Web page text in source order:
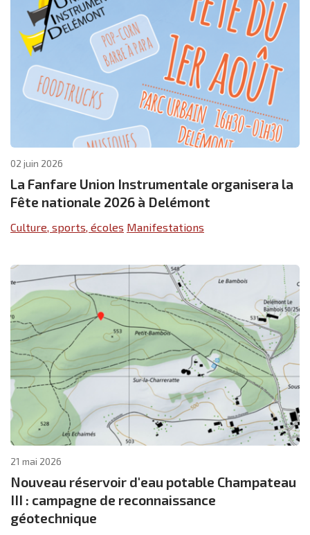
02 juin 2026
La Fanfare Union Instrumentale organisera la
Fête nationale 2026 à Delémont
Culture, sports, écoles Manifestations
21 mai 2026
Nouveau réservoir d'eau potable Champateau
III : campagne de reconnaissance
géotechnique